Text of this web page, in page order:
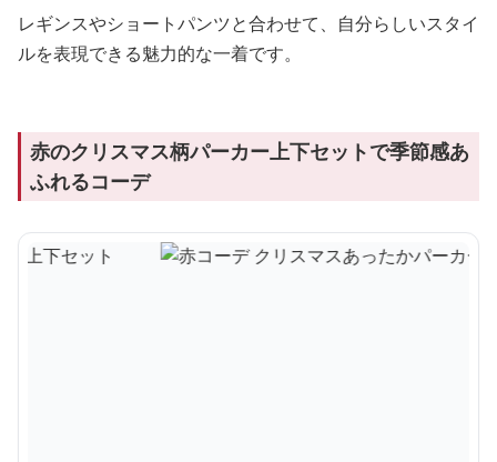
レギンスやショートパンツと合わせて、自分らしいスタイ
ルを表現できる魅力的な一着です。
赤のクリスマス柄パーカー上下セットで季節感あ
ふれるコーデ